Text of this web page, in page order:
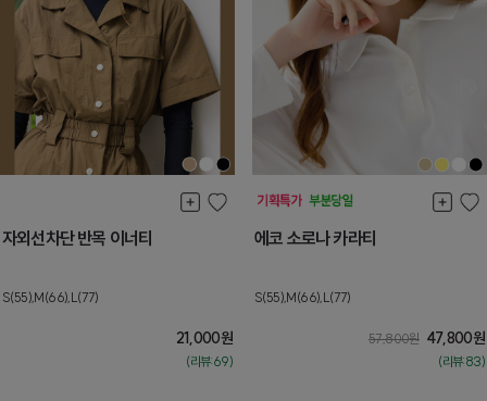
자외선차단 반목 이너티
S(55),M(66),L(77)
21,000원
(리뷰:69)
에코 소로나 카라티
S(55),M(66),L(77)
57,800원 47,800원
(리뷰:83)